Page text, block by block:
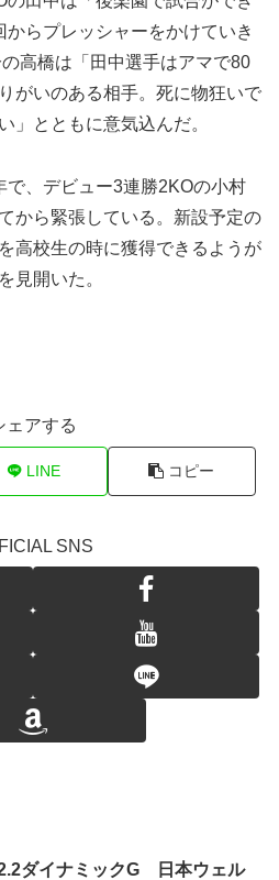
らプレッシャーをかけていき
高橋は「田中選手はアマで80
がいのある相手。死に物狂いで
」とともに意気込んだ。
、デビュー3連勝2KOの小村
から緊張している。新設予定の
高校生の時に獲得できるようが
見開いた。
ェアする
LINE コピー
SNS
ダイナミックG 日本ウェル